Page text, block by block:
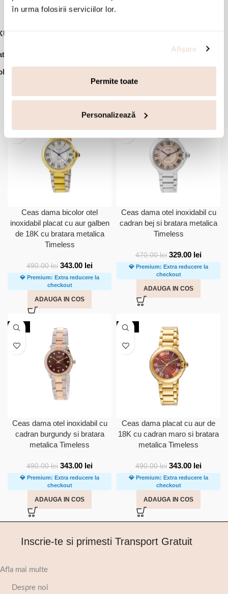
în urma folosirii serviciilor lor.
Afişare
Permite toate
Personalizează
11L03-00567
Ofertele lunii
Accesorii din aceeasi colectie:
Ceas dama bicolor otel
inoxidabil placat cu aur galben
de 18K cu bratara metalica
Timeless
490.00lei 343.00 lei
💎 Premium: Extra reducere la
checkout
ADAUGA IN COS
-30%
Ceas dama otel inoxidabil cu
cadran bej si bratara metalica
Timeless
470.00lei 329.00 lei
💎 Premium: Extra reducere la
checkout
ADAUGA IN COS
-30%
Ceas dama otel inoxidabil cu
cadran burgundy si bratara
metalica Timeless
490.00lei 343.00 lei
💎 Premium: Extra reducere la
checkout
ADAUGA IN COS
-30%
Ceas dama placat cu aur de
18K cu cadran maro si bratara
metalica Timeless
490.00lei 343.00 lei
💎 Premium: Extra reducere la
checkout
ADAUGA IN COS
Inscrie-te si primesti Transport Gratuit
Afla mai multe
Despre noi